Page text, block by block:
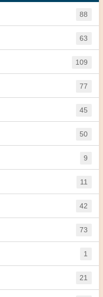
88
63
109
77
45
50
9
11
42
73
1
21